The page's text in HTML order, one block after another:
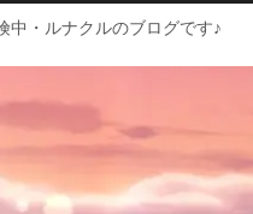
中・ルナクルのブログです♪